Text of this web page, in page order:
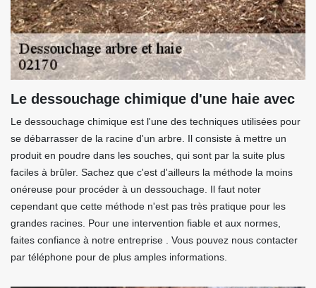
Le dessouchage chimique d'une haie avec
Le dessouchage chimique est l'une des techniques utilisées pour
se débarrasser de la racine d'un arbre. Il consiste à mettre un
produit en poudre dans les souches, qui sont par la suite plus
faciles à brûler. Sachez que c'est d'ailleurs la méthode la moins
onéreuse pour procéder à un dessouchage. Il faut noter
cependant que cette méthode n'est pas très pratique pour les
grandes racines. Pour une intervention fiable et aux normes,
faites confiance à notre entreprise . Vous pouvez nous contacter
par téléphone pour de plus amples informations.